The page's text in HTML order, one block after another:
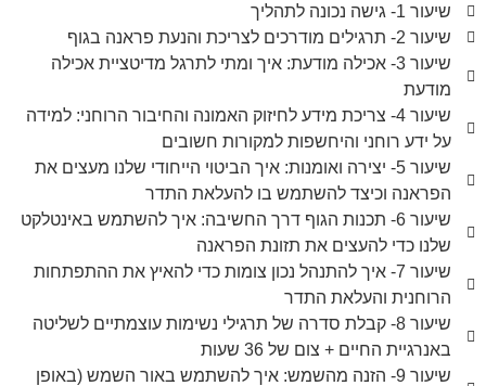
שיעור 1- גישה נכונה לתהליך
שיעור 2- תרגילים מודרכים לצריכת והנעת פראנה בגוף
שיעור 3- אכילה מודעת: איך ומתי לתרגל מדיטציית אכילה
מודעת
שיעור 4- צריכת מידע לחיזוק האמונה והחיבור הרוחני: למידה
על ידע רוחני והיחשפות למקורות חשובים
שיעור 5- יצירה ואומנות: איך הביטוי הייחודי שלנו מעצים את
הפראנה וכיצד להשתמש בו להעלאת התדר
שיעור 6- תכנות הגוף דרך החשיבה: איך להשתמש באינטלקט
שלנו כדי להעצים את תזונת הפראנה
שיעור 7- איך להתנהל נכון צומות כדי להאיץ את ההתפתחות
הרוחנית והעלאת התדר
שיעור 8- קבלת סדרה של תרגילי נשימות עוצמתיים לשליטה
באנרגיית החיים + צום של 36 שעות
שיעור 9- הזנה מהשמש: איך להשתמש באור השמש (באופן